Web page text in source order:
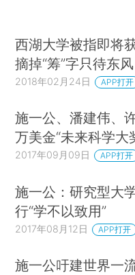
西湖大学被指即将
摘掉“筹”字只待东风
2018年02月24日 APP打开
施一公、潘建伟、
万美金“未来科学大
2017年09月09日 APP打开
施一公：研究型大
行“学不以致用”
2017年08月12日 APP打开
施一公吁建世界一